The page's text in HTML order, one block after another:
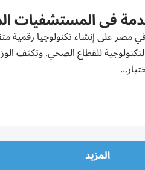
في المستشفيات
مصر على إنشاء تكنولوجيا
التكنولوجية للقطاع الصحي.
المزيد